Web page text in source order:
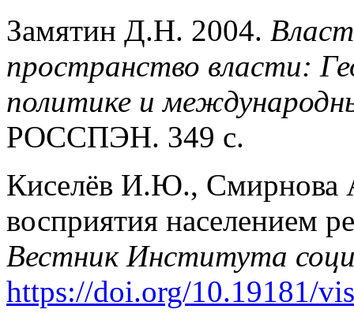
Замятин Д.Н. 2004.
пространство власти:
политике и
РОССПЭН. 349 с.
Киселёв И.Ю., Смирнова
восприятия населением
Вестник Института
https://doi.org/10.19181/